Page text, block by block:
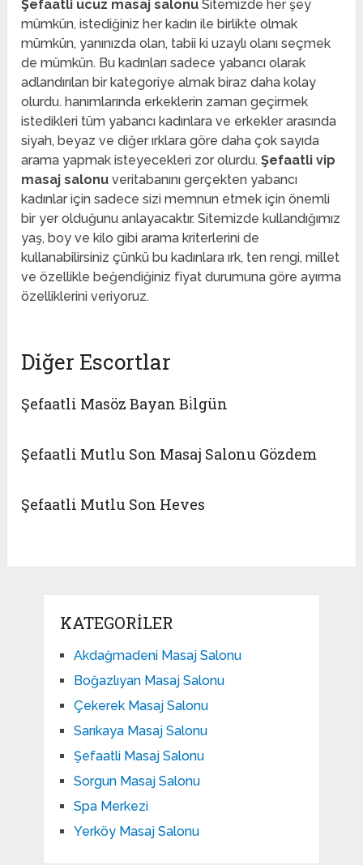
Şefaatli ucuz masaj salonu Sitemizde her şey
mümkün, istediğiniz her kadın ile birlikte olmak
mümkün, yanınızda olan, tabii ki uzaylı olanı seçmek
de mümkün. Bu kadınları sadece yabancı olarak
adlandırılan bir kategoriye almak biraz daha kolay
olurdu. hanımlarında erkeklerin zaman geçirmek
istedikleri tüm yabancı kadınlara ve erkekler arasında
siyah, beyaz ve diğer ırklara göre daha çok sayıda
arama yapmak isteyecekleri zor olurdu.Şefaatli vip
masaj salonu veritabanını gerçekten yabancı
kadınlar için sadece sizi memnun etmek için önemli
bir yer olduğunu anlayacaktır. Sitemizde kullandığımız
yaş, boy ve kilo gibi arama kriterlerini de
kullanabilirsiniz çünkü bu kadınlara ırk, ten rengi, millet
ve özellikle beğendiğiniz fiyat durumuna göre ayırma
özelliklerini veriyoruz.
Diğer Escortlar
Şefaatli Masöz Bayan Bi̇lgün
Şefaatli Mutlu Son Masaj Salonu Gözdem
Şefaatli Mutlu Son Heves
KATEGORILER
Akdağmadeni Masaj Salonu
Boğazlıyan Masaj Salonu
Çekerek Masaj Salonu
Sarıkaya Masaj Salonu
Şefaatli Masaj Salonu
Sorgun Masaj Salonu
Spa Merkezi
Yerköy Masaj Salonu